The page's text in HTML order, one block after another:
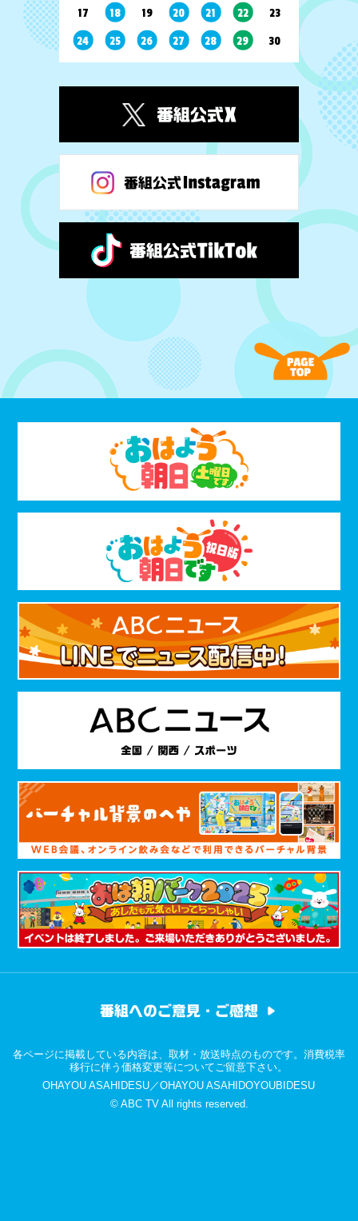
17 18 19 20 21 22 23
24 25 26 27 28 29 30
番組へのご意見・ご感想
各ページに掲載している内容は、取材・放送時点のものです。消費税率
移行に伴う価格変更等についてご留意下さい。
OHAYOU ASAHIDESU／OHAYOU ASAHIDOYOUBIDESU
© ABC TV All rights reserved.